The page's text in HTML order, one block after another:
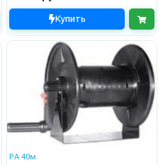
Купить
PA 40м